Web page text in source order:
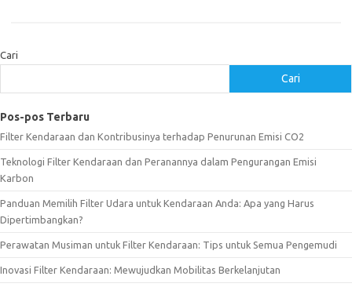
Cari
Cari
Pos-pos Terbaru
Filter Kendaraan dan Kontribusinya terhadap Penurunan Emisi CO2
Teknologi Filter Kendaraan dan Peranannya dalam Pengurangan Emisi
Karbon
Panduan Memilih Filter Udara untuk Kendaraan Anda: Apa yang Harus
Dipertimbangkan?
Perawatan Musiman untuk Filter Kendaraan: Tips untuk Semua Pengemudi
Inovasi Filter Kendaraan: Mewujudkan Mobilitas Berkelanjutan